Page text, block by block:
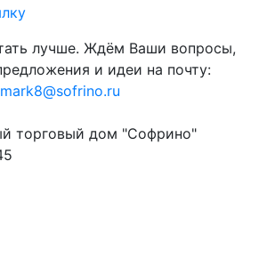
лучше. Ждём Ваши вопросы,
и идеи на почту:
mark8@sofrino.ru
торговый дом "Софрино"